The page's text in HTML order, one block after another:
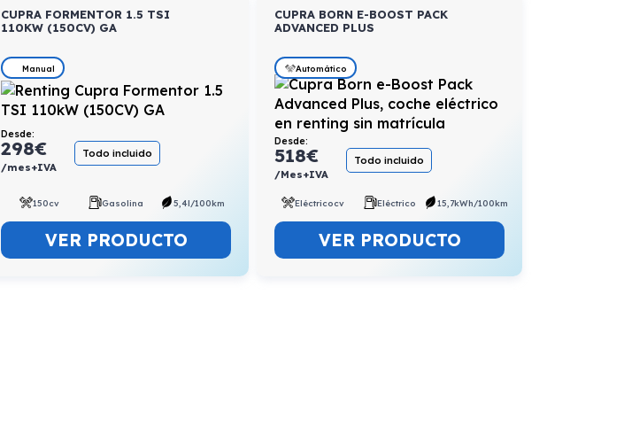
CUPRA FORMENTOR 1.5 TSI
110KW (150CV) GA
Manual
Desde:
298€
/mes+IVA
Todo incluido
150cv Gasolina 5,4l/100km
VER PRODUCTO
CUPRA BORN E-BOOST PACK
ADVANCED PLUS
Automático
Desde:
518€
/Mes+IVA
Todo incluido
Eléctricocv Eléctrico 15,7kWh/100km
VER PRODUCTO